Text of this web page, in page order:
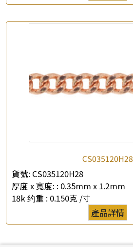
CS035120H28
貨號: CS035120H28
厚度 x 寬度: : 0.35mm x 1.2mm
18k 约重 : 0.150克 /寸
產品詳情